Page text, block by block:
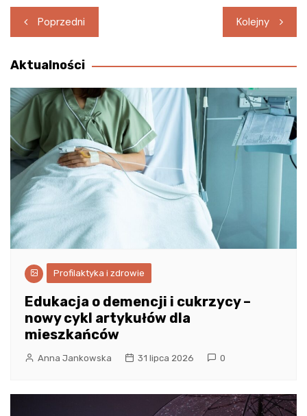
Nawigacja
wpisu
Poprzedni Kolejny
Aktualności
Profilaktyka i zdrowie
Edukacja o demencji i cukrzycy –
nowy cykl artykułów dla
mieszkańców
Anna Jankowska 31 lipca 2026 0